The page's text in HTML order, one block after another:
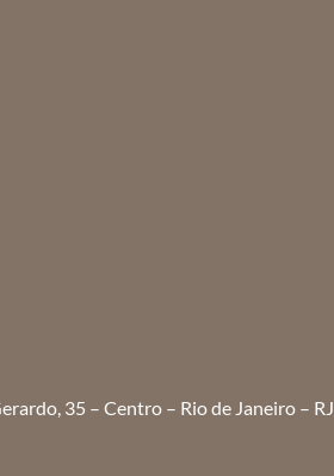
35 – Centro – Rio de Janeiro – RJ